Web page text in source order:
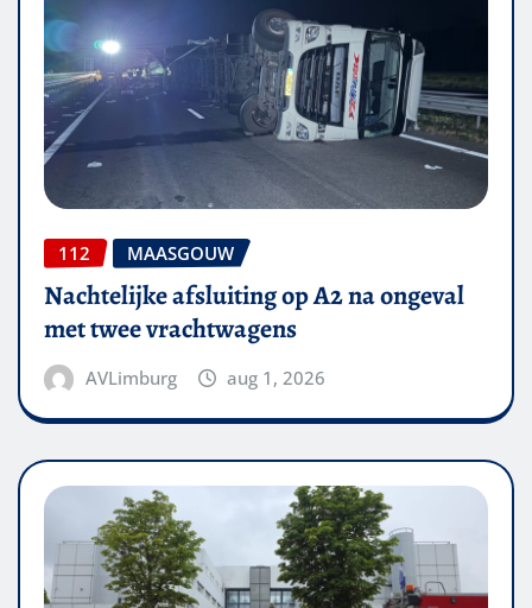
112 MAASGOUW
Nachtelijke afsluiting op A2 na ongeval
met twee vrachtwagens
AVLimburg aug 1, 2026